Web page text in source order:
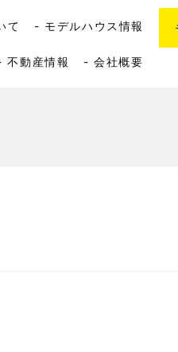
て - モデルハウス情報
不動産情報 - 会社概要